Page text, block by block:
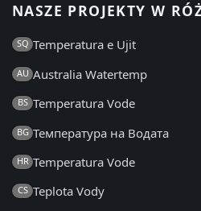
NASZE PROJEKTY W
SQ Temperatura e Ujit
AU Australia Watertemp
BS Temperatura Vode
BG Температура на Водата
HR Temperatura Vode
CS Teplota Vody